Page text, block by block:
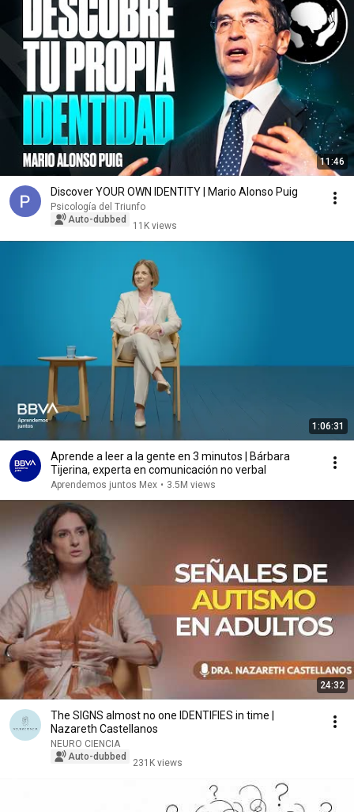
11:46
Discover YOUR OWN IDENTITY | Mario Alonso Puig
Psicología del Triunfo
Auto-dubbed
11K views
1:06:31
Aprende a leer a la gente en 3 minutos | Bárbara
Tijerina, experta en comunicación no verbal
Aprendemos juntos Mex • 3.5M views
24:32
The SIGNS almost no one IDENTIFIES in time |
Nazareth Castellanos
NEURO CIENCIA
Auto-dubbed
231K views